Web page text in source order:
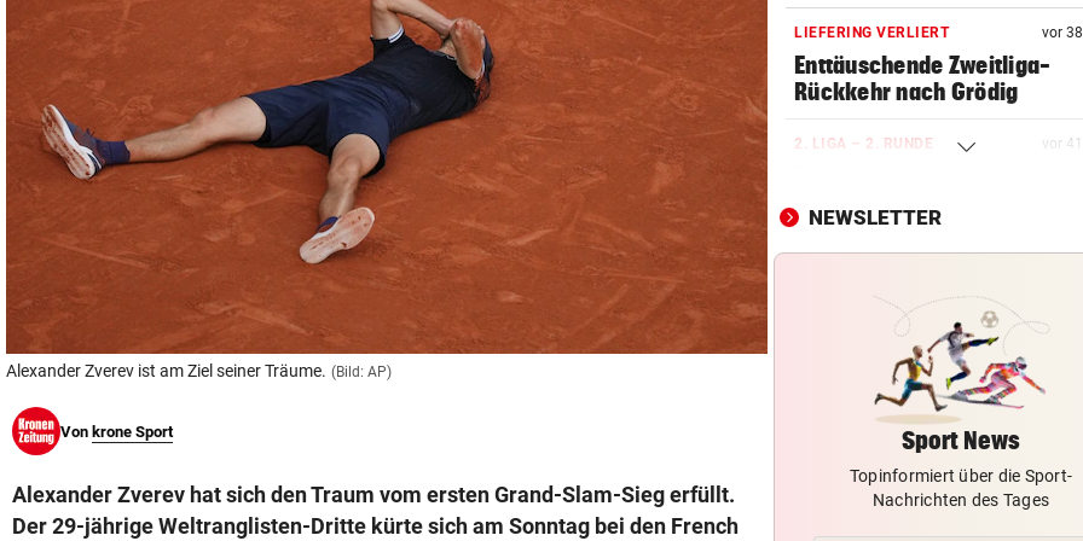
© Krone Multimedia GmbH & Co KG 2026
Muthgasse 2, 1190 Wien
Alexander Zverev ist am Ziel seiner Träume. (Bild: AP)
Von krone Sport
Alexander Zverev hat sich den Traum vom ersten Grand-Slam-Sieg erfüllt.
Der 29-jährige Weltranglisten-Dritte kürte sich am Sonntag bei den French
LIEFERING VERLIERT vor
Enttäuschende Zweitliga-
Rückkehr nach Grödig
2. LIGA – 2. RUNDE vor
für St. Pölten
IN GREENSBORO
den Cut vorzeitig
SCHRIEB WM-GESCHICHTE
Bayern kassiert Millionen –
Transfer-Clou
BEI WOLFURTTROPHY
Lokalmatadorin und Tirol-
NEWSLETTER
Sport News
Topinformiert über die Sport-
Nachrichten des Tages